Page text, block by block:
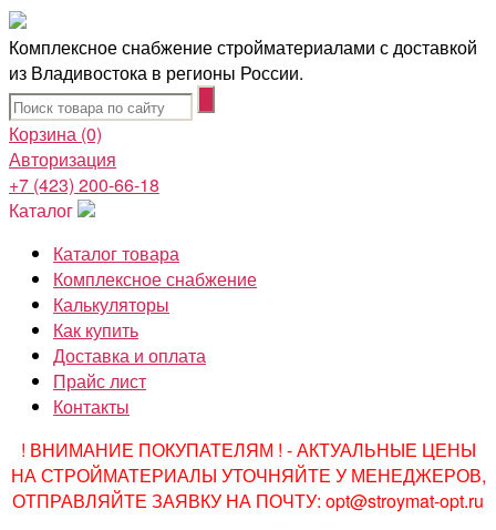
Комплексное снабжение стройматериалами с доставкой
из Владивостока в регионы России.
Корзина (0)
Авторизация
+7 (423) 200-66-18
Каталог
Каталог товара
Комплексное снабжение
Калькуляторы
Как купить
Доставка и оплата
Прайс лист
Контакты
! ВНИМАНИЕ ПОКУПАТЕЛЯМ ! - АКТУАЛЬНЫЕ ЦЕНЫ
НА СТРОЙМАТЕРИАЛЫ УТОЧНЯЙТЕ У МЕНЕДЖЕРОВ,
ОТПРАВЛЯЙТЕ ЗАЯВКУ НА ПОЧТУ: opt@stroymat-opt.ru